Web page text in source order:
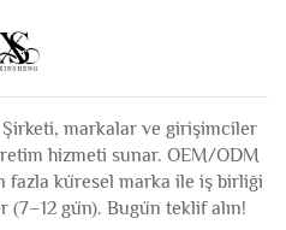
markalar ve girişimciler
hizmeti sunar. OEM/ODM
fazla küresel marka ile iş birliği
(7–12 gün). Bugün teklif alın!